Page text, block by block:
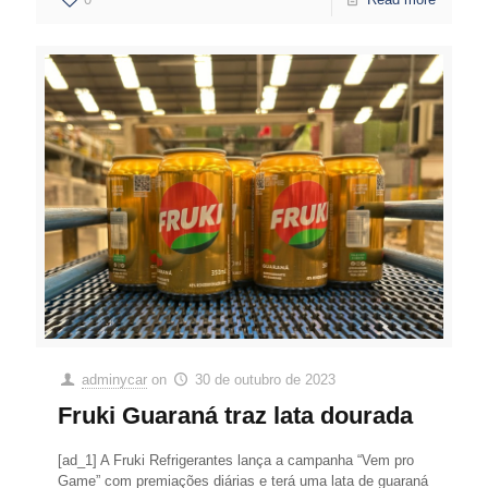
adminycar on 30 de outubro de 2023
Fruki Guaraná traz lata dourada
[ad_1] A Fruki Refrigerantes lança a campanha “Vem pro
Game” com premiações diárias e terá uma lata de guaraná